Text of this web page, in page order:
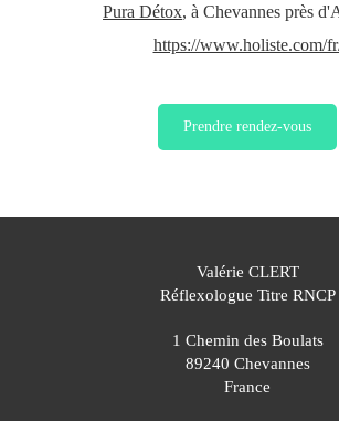
Pura Détox, à Chevannes près
https://www.holiste.com/
Prendre rendez-vous
Valérie CLERT
Réflexologue Titre RNCP
1 Chemin des Boulats
89240 Chevannes
France